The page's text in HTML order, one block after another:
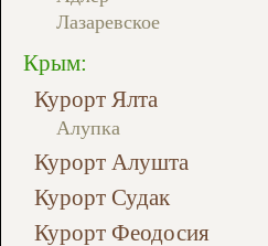
Лазаревское
Крым:
Курорт Ялта
Алупка
Курорт Алушта
Курорт Судак
Курорт Феодосия